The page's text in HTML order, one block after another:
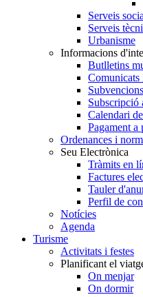
Serveis
Serveis
Urbanisme
Informacions
Butlletins
Comunicats
Subvencions
Subscripció
Calendari
Pagament a
Ordenances i
Seu Electrònica
Tràmits en
Factures
Tauler
Perfil de
Notícies
Agenda
Turisme
Activitats i festes
Planificant el
On menjar
On dormir